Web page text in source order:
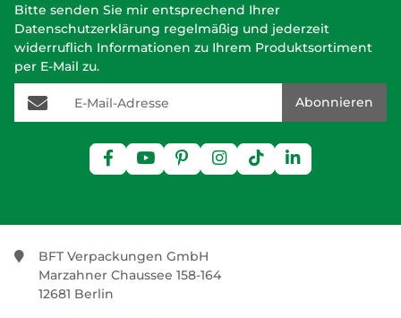
Bitte senden Sie mir entsprechend Ihrer
Datenschutzerklärung regelmäßig und jederzeit
widerruflich Informationen zu Ihrem Produktsortiment
per E-Mail zu.
E-Mail-Adresse
Abonnieren
BFT Verpackungen GmbH
Marzahner Chaussee 158-164
12681 Berlin